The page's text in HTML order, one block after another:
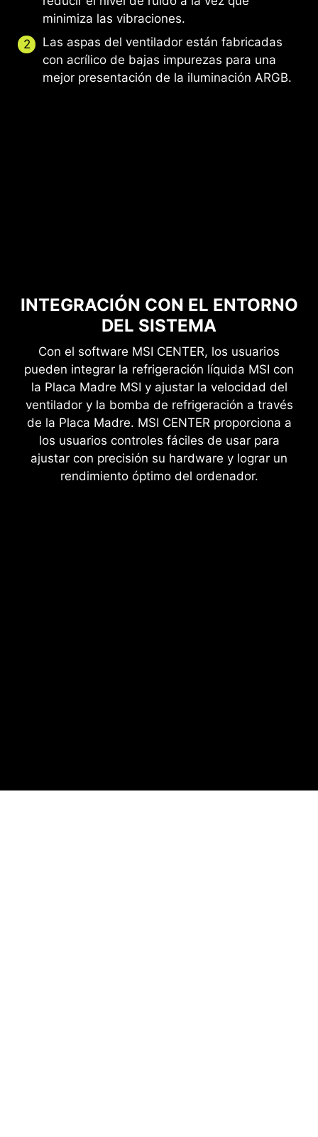
minimiza las vibraciones.
Las aspas del ventilador están fabricadas
con acrílico de bajas impurezas para una
mejor presentación de la iluminación ARGB.
INTEGRACIÓN CON EL ENTORNO
DEL SISTEMA
Con el software MSI CENTER, los usuarios
pueden integrar la refrigeración líquida MSI con
la Placa Madre MSI y ajustar la velocidad del
ventilador y la bomba de refrigeración a través
de la Placa Madre. MSI CENTER proporciona a
los usuarios controles fáciles de usar para
ajustar con precisión su hardware y lograr un
rendimiento óptimo del ordenador.